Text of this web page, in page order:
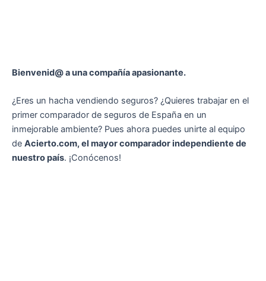
Bienvenid@ a una compañía apasionante.
¿Eres un hacha vendiendo seguros? ¿Quieres trabajar en el
primer comparador de seguros de España en un
inmejorable ambiente? Pues ahora puedes unirte al equipo
de Acierto.com, el mayor comparador independiente de
nuestro país. ¡Conócenos!